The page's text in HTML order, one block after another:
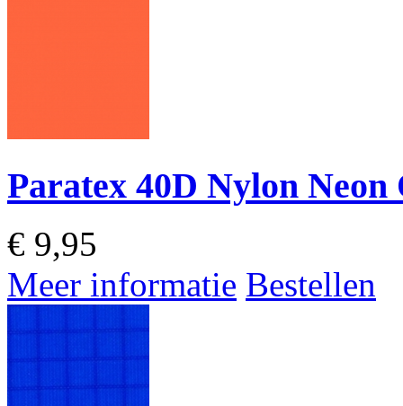
Paratex 40D Nylon Neon
€ 9,95
Meer informatie Bestellen